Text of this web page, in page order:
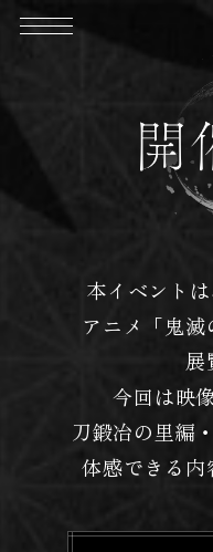
本イベント
アニメ「鬼
展
今回は映
刀鍛冶の里編
体感できる内